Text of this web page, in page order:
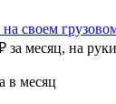
своем
за месяц, на руки
в месяц